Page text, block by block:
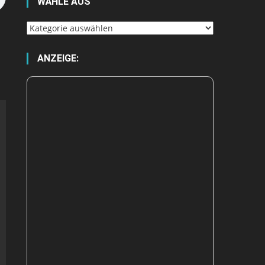
Wähle
ANZEIGE: